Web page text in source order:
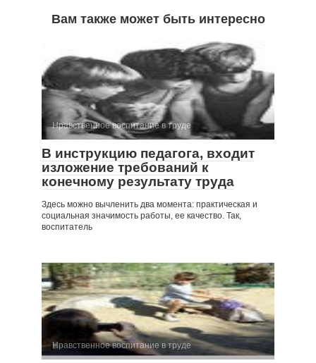
Вам также может быть интересно
Нравственное воспитание в труде
В инструкцию педагога, входит
изложение требований к
конечному результату труда
Здесь можно вычленить два момента: практическая и
социальная значимость работы, ее качество. Так,
воспитатель
Нравственное воспитание в труде